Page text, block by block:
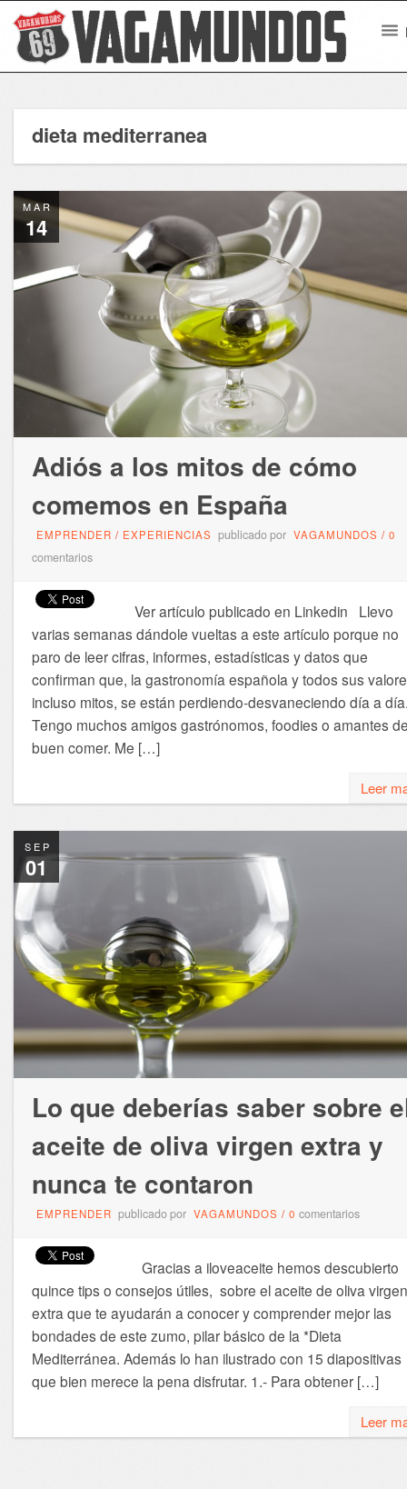
dieta mediterranea
MAR
14
Adiós a los mitos de cómo
comemos en España
EMPRENDER / EXPERIENCIAS publicado por VAGAMUNDOS / 0
comentarios
Ver artículo publicado en Linkedin Llevo
varias semanas dándole vueltas a este artículo porque no
paro de leer cifras, informes, estadísticas y datos que
confirman que, la gastronomía española y todos sus
incluso mitos, se están perdiendo-desvaneciendo día a
Tengo muchos amigos gastrónomos, foodies o amantes
buen comer. Me […]
Leer
SEP
01
Lo que deberías saber sobre
aceite de oliva virgen extra y
nunca te contaron
EMPRENDER publicado por VAGAMUNDOS / 0 comentarios
Gracias a iloveaceite hemos descubierto
quince tips o consejos útiles, sobre el aceite de oliva virgen
extra que te ayudarán a conocer y comprender mejor las
bondades de este zumo, pilar básico de la *Dieta
Mediterránea. Además lo han ilustrado con 15 diapositivas
que bien merece la pena disfrutar. 1.- Para obtener […]
Leer